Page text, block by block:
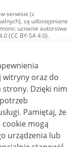
serwisie (z
są udostępniane
uznanie autorstwa
(CC BY-SA 4.0).
zdjęcia, materiały
na licencji typu
użycie
4.0 (CC BY-
inaczej.
witryny oraz do
nim
że
mogą
urządzenia lub